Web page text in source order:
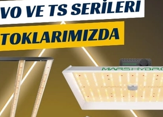
Grow Wizard
300x150x200 Bitki
10
66.000,00 TL
59.400,00 TL